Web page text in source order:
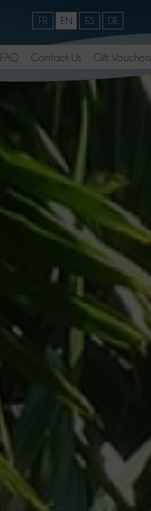
FR EN ES DE
FAQ Contact Us Gift Vouchers